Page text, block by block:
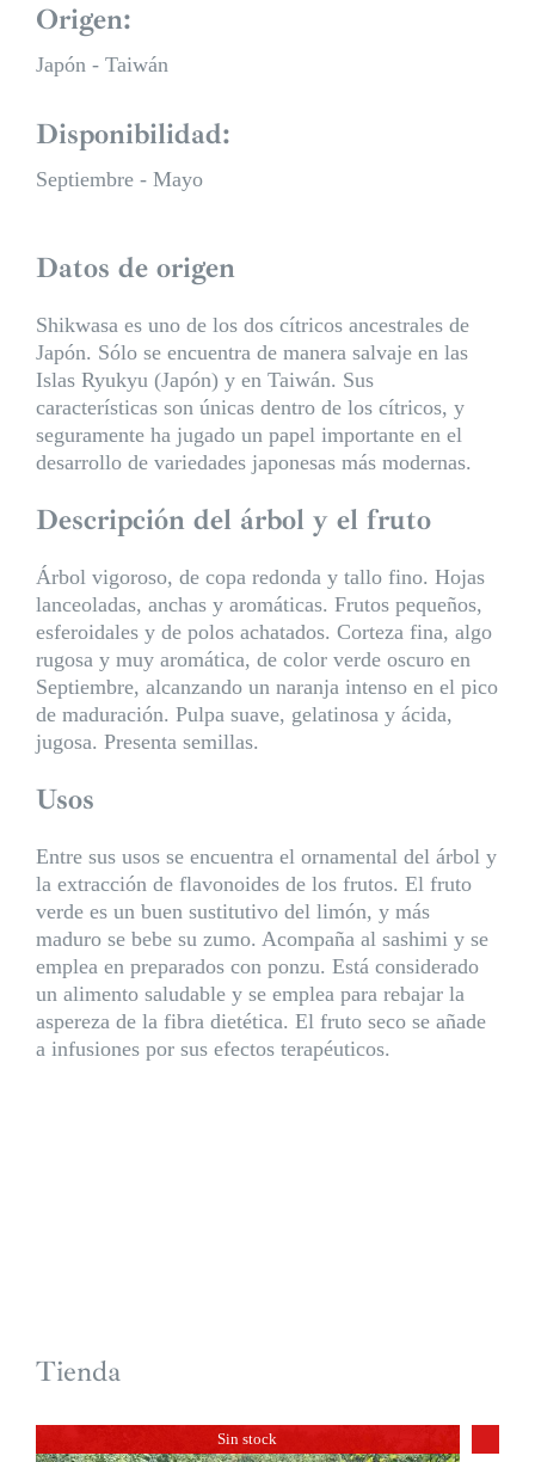
Origen:
Japón - Taiwán
Disponibilidad:
Septiembre - Mayo
Datos de origen
Shikwasa es uno de los dos cítricos ancestrales de
Japón. Sólo se encuentra de manera salvaje en las
Islas Ryukyu (Japón) y en Taiwán. Sus
características son únicas dentro de los cítricos, y
seguramente ha jugado un papel importante en el
desarrollo de variedades japonesas más modernas.
Descripción del árbol y el fruto
Árbol vigoroso, de copa redonda y tallo fino. Hojas
lanceoladas, anchas y aromáticas. Frutos pequeños,
esferoidales y de polos achatados. Corteza fina, algo
rugosa y muy aromática, de color verde oscuro en
Septiembre, alcanzando un naranja intenso en el pico
de maduración. Pulpa suave, gelatinosa y ácida,
jugosa. Presenta semillas.
Usos
Entre sus usos se encuentra el ornamental del árbol y
la extracción de flavonoides de los frutos. El fruto
verde es un buen sustitutivo del limón, y más
maduro se bebe su zumo. Acompaña al sashimi y se
emplea en preparados con ponzu. Está considerado
un alimento saludable y se emplea para rebajar la
aspereza de la fibra dietética. El fruto seco se añade
a infusiones por sus efectos terapéuticos.
Tienda
Sin stock